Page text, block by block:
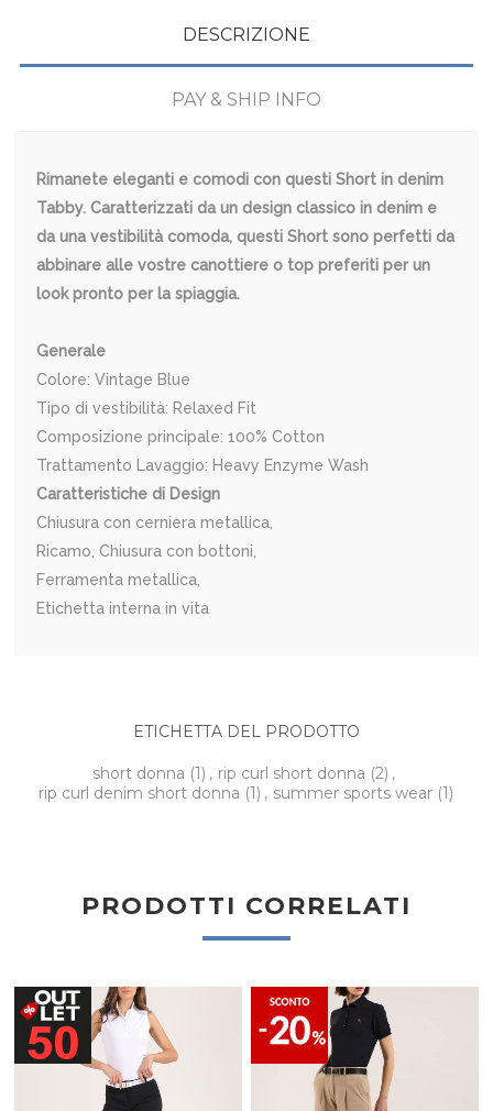
DESCRIZIONE
PAY & SHIP INFO
Rimanete eleganti e comodi con questi Short in denim
Tabby. Caratterizzati da un design classico in denim e
da una vestibilità comoda, questi Short sono perfetti da
abbinare alle vostre canottiere o top preferiti per un
look pronto per la spiaggia.
Generale
Colore: Vintage Blue
Tipo di vestibilità: Relaxed Fit
Composizione principale: 100% Cotton
Trattamento Lavaggio: Heavy Enzyme Wash
Caratteristiche di Design
Chiusura con cerniera metallica,
Ricamo, Chiusura con bottoni,
Ferramenta metallica,
Etichetta interna in vita
ETICHETTA DEL PRODOTTO
short donna (1) , rip curl short donna (2) ,
rip curl denim short donna (1) , summer sports wear (1)
PRODOTTI CORRELATI